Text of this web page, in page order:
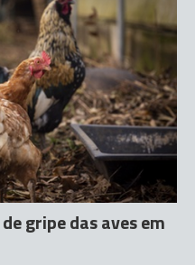
gripe das aves em